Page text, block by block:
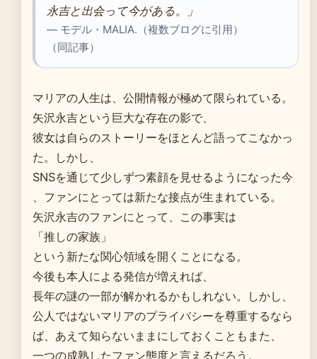
永吉と出会って今がある。」
— モデル・MALIA.（複数ブログに引用）
（同記事）
マリアの人生は、公開情報が極めて限られている。
矢沢永吉という巨大な存在の影で、
彼女は自らのストーリーをほとんど語ってこなかっ
た。しかし、
SNSを通じて少しずつ素顔を見せるようになった今
、ファンにとっては新たな接点が生まれている。
矢沢永吉のファンにとって、この事実は
「推しの家族」
という新たな関心領域を開くことになる。
今後も本人による発信が増えれば、
長年の謎の一部が解かれるかもしれない。しかし、
公人ではないマリアのプライバシーを尊重するなら
ば、あえて知らないままにしておくこともまた、
一つの成熟したファン態度と言えるだろう。